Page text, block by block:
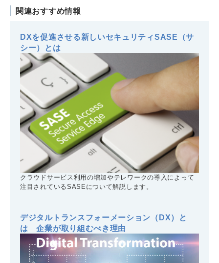
関連おすすめ情報
DXを促進させる新しいセキュリティSASE（サ
シー）とは
クラウドサービス利用の増加やテレワークの導入によって
注目されているSASEについて解説します。
デジタルトランスフォーメーション（DX）と
は 企業が取り組むべき理由